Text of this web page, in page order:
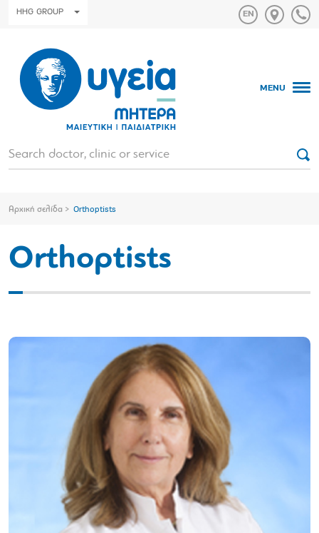
HHG GROUP
MENU
Αρχική σελίδα Orthoptists
Orthoptists